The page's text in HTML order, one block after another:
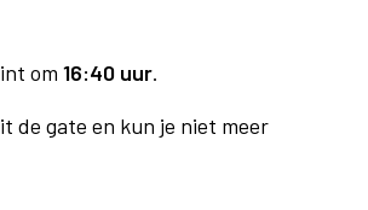
om 16:40 uur.
de gate en kun je niet meer